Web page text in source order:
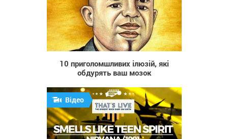
8 272
10 приголомшливих ілюзій, які
обдурять ваш мозок
Відео